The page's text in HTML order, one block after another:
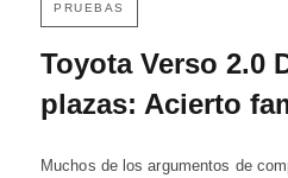
PRUEBAS
Toyota Verso 2.0
plazas: Acierto
Muchos de los argumentos de